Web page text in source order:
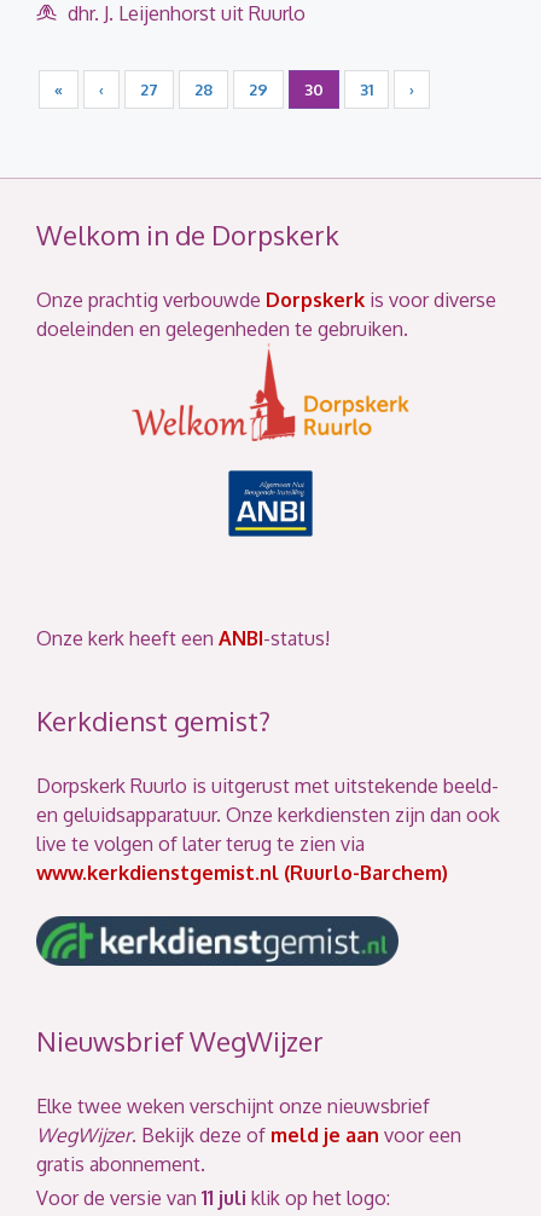
dhr. J. Leijenhorst uit Ruurlo
« ‹ 27 28 29 30 31 ›
Welkom in de Dorpskerk
Onze prachtig verbouwde Dorpskerk is voor diverse
doeleinden en gelegenheden te gebruiken.
Onze kerk heeft een ANBI-status!
Kerkdienst gemist?
Dorpskerk Ruurlo is uitgerust met uitstekende beeld-
en geluidsapparatuur. Onze kerkdiensten zijn dan ook
live te volgen of later terug te zien via
www.kerkdienstgemist.nl (Ruurlo-Barchem)
Nieuwsbrief WegWijzer
Elke twee weken verschijnt onze nieuwsbrief
WegWijzer. Bekijk deze of meld je aan voor een
gratis abonnement.
Voor de versie van 11 juli klik op het logo: